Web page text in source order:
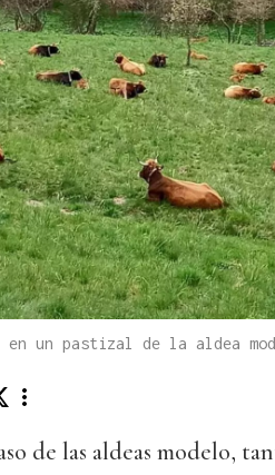
en un pastizal de la aldea
de las aldeas modelo,